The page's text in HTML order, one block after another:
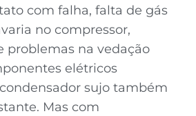
com falha, falta de gás
no compressor,
problemas na vedação
elétricos
sujo também
Mas com